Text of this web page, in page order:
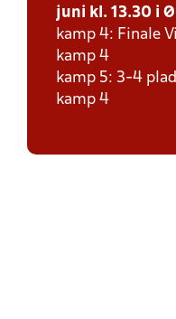
juni kl. 13.30 i
kamp 4: Finale
kamp 4
kamp 5: 3-4
kamp 4